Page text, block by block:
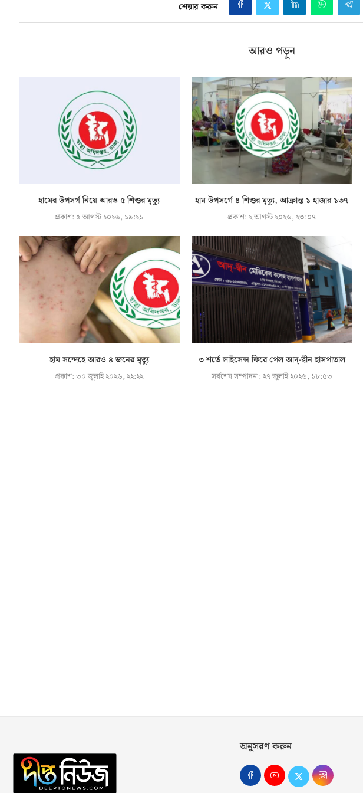
শেয়ার করুন
আরও পড়ুন
হামের উপসর্গ নিয়ে আরও ৫ শিশুর মৃত্যু
প্রকাশ: ৫ আগস্ট ২০২৬, ১৯:২১
হাম উপসর্গে ৪ শিশুর মৃত্যু, আক্রান্ত ১ হাজার ১৩৭
প্রকাশ: ২ আগস্ট ২০২৬, ২৩:০৭
হাম সন্দেহে আরও ৪ জনের মৃত্যু
প্রকাশ:৩০ জুলাই ২০২৬, ২২:২২
৩ শর্তে লাইসেন্স ফিরে পেল আদ্-দ্বীন হাসপাতাল
সর্বশেষ সম্পাদনা: ২৭ জুলাই ২০২৬, ১৮:৫৩
অনুসরণ করুন